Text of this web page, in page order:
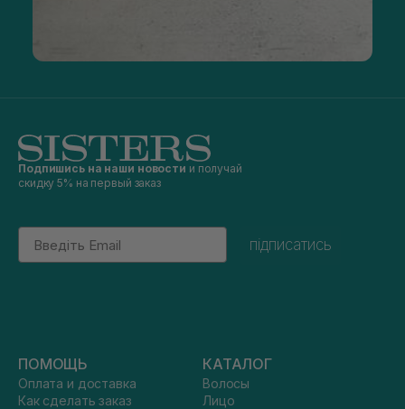
Подпишись на наши новости и получай
скидку 5% на первый заказ
Email
підписатись
ПОМОЩЬ
Оплата и доставка
Как сделать заказ
КАТАЛОГ
Волосы
Лицо